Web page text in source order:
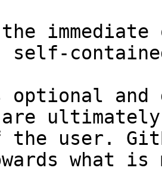
self-
and
the user.
what